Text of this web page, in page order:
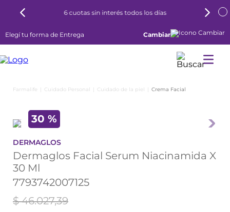
6 cuotas sin interés todos los días
Elegí tu forma de Entrega Cambiar
Cuidado Personal Cuidado de la piel Crema Facial
30 %
DERMAGLOS
Dermaglos Facial Serum Niacinamida X
30 Ml
7793742007125
$ 46.027,39